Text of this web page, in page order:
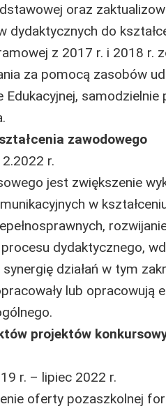
oraz
dydaktycznych do
z 2017 r. i 2018 r.
za pomocą zasobów
samodzielnie
zawodowego
r.
jest zwiększenie
w
dydaktycznego,
synergię działań w tym
lub opracowują
projektów
r. – lipiec 2022 r.
oferty pozaszkolnej